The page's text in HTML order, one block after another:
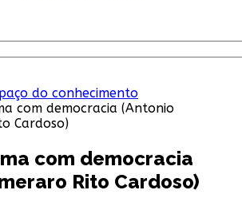
do conhecimento
com democracia (Antonio
Cardoso)
com democracia
Rito Cardoso)